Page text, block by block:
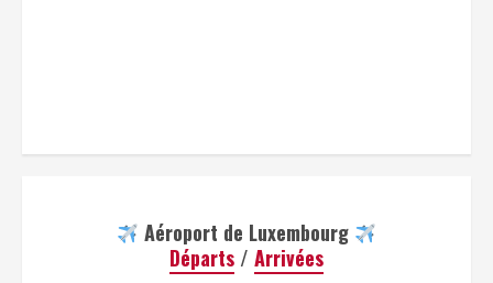
Aéroport de Luxembourg
Départs / Arrivées